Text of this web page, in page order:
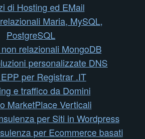
di Hosting ed EMail
Maria, MySQL,
PostgreSQL
relazionali MongoDB
personalizzate DNS
per Registrar .IT
e traffico da Domini
MarketPlace Verticali
per Siti in Wordpress
per Ecommerce basati